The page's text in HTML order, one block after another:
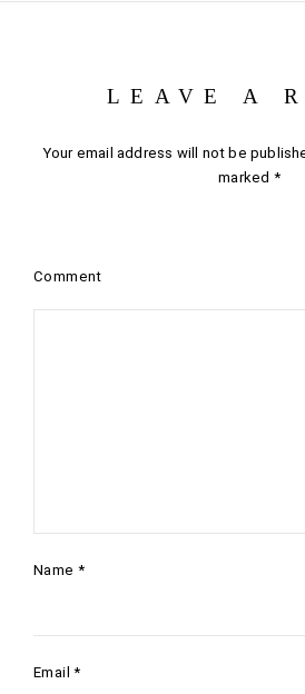
LEAVE A
Your email address will not be
marked *
Comment
Name *
Email*